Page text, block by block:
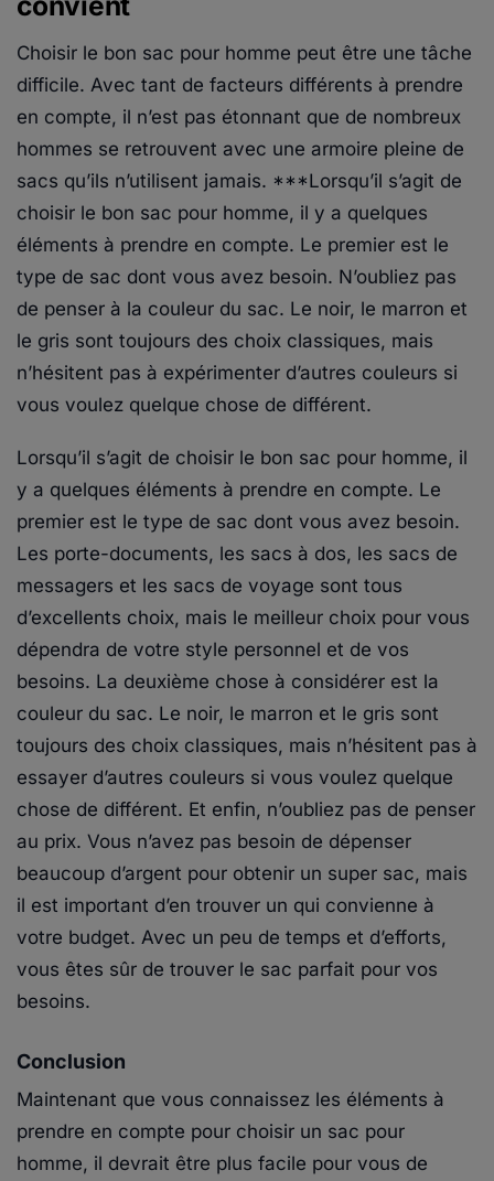
Choisir le bon sac pour homme peut être une tâche
difficile. Avec tant de facteurs différents à prendre
en compte, il n’est pas étonnant que de nombreux
hommes se retrouvent avec une armoire pleine de
sacs qu’ils n’utilisent jamais. ***Lorsqu’il s’agit de
choisir le bon sac pour homme, il y a quelques
éléments à prendre en compte. Le premier est le
type de sac dont vous avez besoin. N’oubliez pas
de penser à la couleur du sac. Le noir, le marron et
le gris sont toujours des choix classiques, mais
n’hésitent pas à expérimenter d’autres couleurs si
vous voulez quelque chose de différent.
Lorsqu’il s’agit de choisir le bon sac pour homme, il
y a quelques éléments à prendre en compte. Le
premier est le type de sac dont vous avez besoin.
Les porte-documents, les sacs à dos, les sacs de
messagers et les sacs de voyage sont tous
d’excellents choix, mais le meilleur choix pour vous
dépendra de votre style personnel et de vos
besoins. La deuxième chose à considérer est la
couleur du sac. Le noir, le marron et le gris sont
toujours des choix classiques, mais n’hésitent pas à
essayer d’autres couleurs si vous voulez quelque
chose de différent. Et enfin, n’oubliez pas de penser
au prix. Vous n’avez pas besoin de dépenser
beaucoup d’argent pour obtenir un super sac, mais
il est important d’en trouver un qui convienne à
votre budget. Avec un peu de temps et d’efforts,
vous êtes sûr de trouver le sac parfait pour vos
besoins.
Conclusion
Maintenant que vous connaissez les éléments à
prendre en compte pour choisir un sac pour
homme, il devrait être plus facile pour vous de